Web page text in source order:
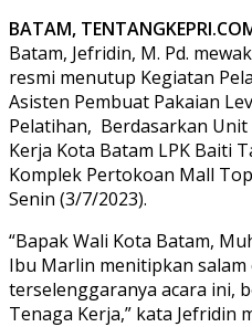
BATAM,
Batam, Jefridin, M. Pd.
resmi menutup Kegiatan
Asisten Pembuat Pakaian
Pelatihan, Berdasarkan
Kerja Kota Batam LPK Baiti
Komplek Pertokoan Mall
Senin (3/7/2023).
“Bapak Wali Kota Batam,
Ibu Marlin menitipkan salam
terselenggaranya acara ini,
Tenaga Kerja,” kata Jefridin